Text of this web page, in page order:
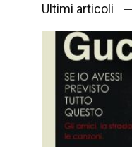
Ultimi articoli